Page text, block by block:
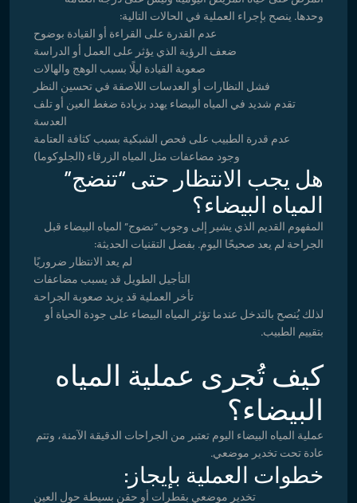
وحدها. ينصح بإجراء العملية في الحالات التالية:
عدم القدرة على القراءة أو القيادة بوضوح
ضعف الرؤية الذي يؤثر على العمل أو الدراسة
صعوبة القيادة ليلًا بسبب الوهج والهالات
فشل النظارات أو العدسات اللاصقة في تحسين النظر
تقدم شديد في المياه البيضاء يهدد بزيادة ضغط العين أو تلف
العدسة
عدم قدرة الطبيب على فحص الشبكية بسبب كثافة العتامة
وجود مضاعفات مثل المياه الزرقاء (الجلوكوما)
هل يجب الانتظار حتى “تنضج”
المياه البيضاء؟
المفهوم القديم الذي يشير إلى وجوب “نضوج” المياه البيضاء قبل
الجراحة لم يعد صحيحًا اليوم. بفضل التقنيات الحديثة:
لم يعد الانتظار ضروريًا
التأجيل الطويل قد يسبب مضاعفات
تأخر العملية قد يزيد صعوبة الجراحة
لذلك يُنصح بالتدخل عندما تؤثر المياه البيضاء على جودة الحياة أو
بتقييم الطبيب.
كيف تُجرى عملية المياه
البيضاء؟
عملية المياه البيضاء اليوم تعتبر من الجراحات الدقيقة الآمنة، وتتم
عادة تحت تخدير موضعي.
خطوات العملية بإيجاز:
تخدير موضعي بقطرات أو حقن بسيطة حول العين